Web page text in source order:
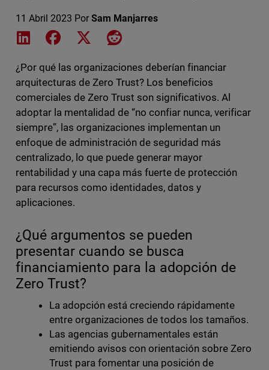
11 Abril 2023 Por Sam Manjarres
Share on LinkedIn
Share on Facebook
Share on XShare on Reddit
¿Por qué las organizaciones deberían financiar
arquitecturas de Zero Trust? Los beneficios
comerciales de Zero Trust son significativos. Al
adoptar la mentalidad de “no confiar nunca, verificar
siempre”, las organizaciones implementan un
enfoque de administración de seguridad más
centralizado, lo que puede generar mayor
rentabilidad y una capa más fuerte de protección
para recursos como identidades, datos y
aplicaciones.
¿Qué argumentos se pueden
presentar cuando se busca
financiamiento para la adopción de
Zero Trust?
La adopción está creciendo rápidamente
entre organizaciones de todos los tamaños.
Las agencias gubernamentales están
emitiendo avisos con orientación sobre Zero
Trust para fomentar una posición de